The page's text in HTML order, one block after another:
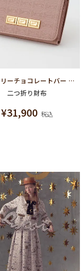
ストロベリーチョコレートバー ショートウォレット（財布）
二つ折り財布
¥31,900 税込